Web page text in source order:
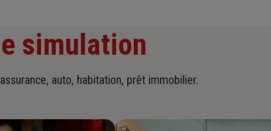
simulation
auto, habitation, prêt immobilier.